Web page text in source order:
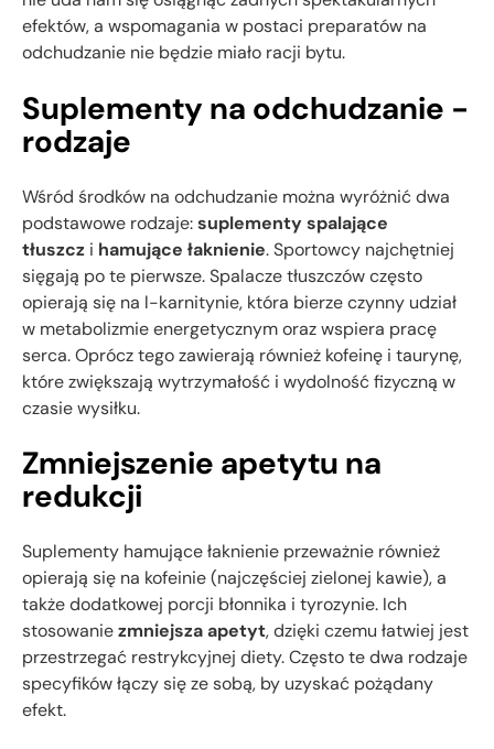
efektów, a wspomagania w postaci preparatów na
odchudzanie nie będzie miało racji bytu.
Suplementy na odchudzanie -
rodzaje
Wśród środków na odchudzanie można wyróżnić dwa
podstawowe rodzaje:suplementy spalające
tłuszcz i hamujące łaknienie. Sportowcy najchętniej
sięgają po te pierwsze. Spalacze tłuszczów często
opierają się na l-karnitynie, która bierze czynny udział
w metabolizmie energetycznym oraz wspiera pracę
serca. Oprócz tego zawierają również kofeinę i taurynę,
które zwiększają wytrzymałość i wydolność fizyczną w
czasie wysiłku.
Zmniejszenie apetytu na
redukcji
Suplementy hamujące łaknienie przeważnie również
opierają się na kofeinie (najczęściej zielonej kawie), a
także dodatkowej porcji błonnika i tyrozynie. Ich
stosowaniezmniejsza apetyt, dzięki czemu łatwiej jest
przestrzegać restrykcyjnej diety. Często te dwa rodzaje
specyfików łączy się ze sobą, by uzyskać pożądany
efekt.